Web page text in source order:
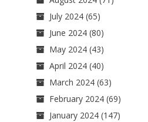
July 2024(65)
June 2024(80)
May 2024(43)
April 2024(40)
March 2024(63)
February 2024(69)
January 2024(147)